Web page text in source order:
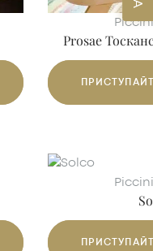
Prosae